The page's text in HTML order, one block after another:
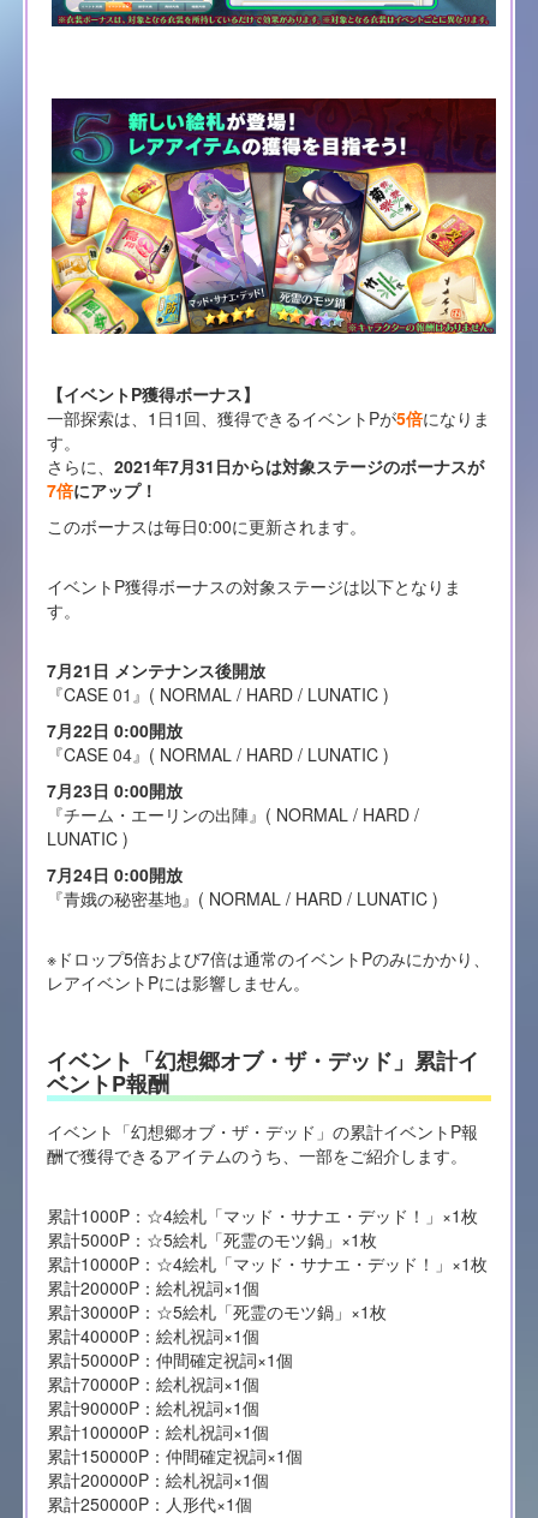
【イベントP獲得ボーナス】
一部探索は、1日1回、獲得できるイベントPが5倍になりま
す。
さらに、 2021年7月31日からは対象ステージのボーナスが
7倍にアップ！
このボーナスは毎日0:00に更新されます。
イベントP獲得ボーナスの対象ステージは以下となりま
す。
7月21日 メンテナンス後開放
『CASE 01』( NORMAL / HARD / LUNATIC )
7月22日 0:00開放
『CASE 04』( NORMAL / HARD / LUNATIC )
7月23日 0:00開放
『チーム・エーリンの出陣』( NORMAL / HARD /
LUNATIC )
7月24日 0:00開放
『青娥の秘密基地』( NORMAL / HARD / LUNATIC )
※ドロップ5倍および7倍は通常のイベントPのみにかかり、
レアイベントPには影響しません。
イベント「幻想郷オブ・ザ・デッド」累計イ
ベントP報酬
イベント「幻想郷オブ・ザ・デッド」の累計イベントP報
酬で獲得できるアイテムのうち、一部をご紹介します。
累計1000P：☆4絵札「マッド・サナエ・デッド！」×1枚
累計5000P：☆5絵札「死霊のモツ鍋」×1枚
累計10000P：☆4絵札「マッド・サナエ・デッド！」×1枚
累計20000P：絵札祝詞×1個
累計30000P：☆5絵札「死霊のモツ鍋」×1枚
累計40000P：絵札祝詞×1個
累計50000P：仲間確定祝詞×1個
累計70000P：絵札祝詞×1個
累計90000P：絵札祝詞×1個
累計100000P：絵札祝詞×1個
累計150000P：仲間確定祝詞×1個
累計200000P：絵札祝詞×1個
累計250000P：人形代×1個